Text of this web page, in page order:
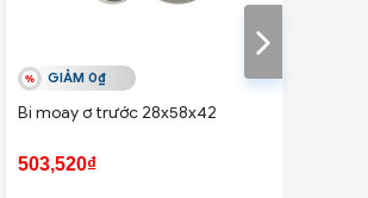
GIẢM 0₫
Bi moay ơ trước 28x58x42
503,520₫